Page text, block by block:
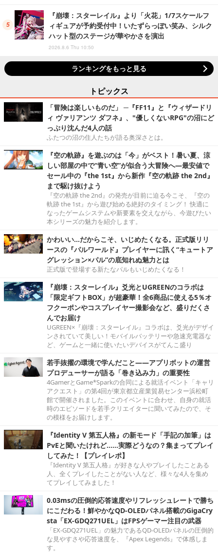
『崩壊：スターレイル』より「火花」1/7スケールフ
ィギュアが予約受付中！いたずらっぽい笑み、シルク
ハット型のステージが華やかさを演出
2026.8.6 Thu 10:50
ランキングをもっと見る
トピックス
「冒険は楽しいものだ」 ─『FF11』と『ウィザードリ
ィ ヴァリアンツ ダフネ』、"優しくないRPG"の沼にど
っぷり沈んだ4人の話
ふたつの沼の住人たちが語る奥深さとは。
『空の軌跡』を遊ぶのは「今」がベスト！暑い夏、涼
しい部屋の中で“青い空”が似合う大冒険へ―最安値で
セール中の『the 1st』から新作『空の軌跡 the 2nd』
まで駆け抜けよう
『空の軌跡 the 2nd』の発売が目前に迫る今こそ、『空の
軌跡 the 1st』から遊び始める絶好のタイミング！ 快適に
なったゲームシステムや新要素を交えながら、今遊びたい
本シリーズの魅力を紹介します。
かわいい…だからこそ、いじめたくなる。正式版リリ
ースの『パルワールド』プレイヤーに訊く“キュートア
グレッション×パル”の底知れぬ魅力とは
正式版で登場する新たなパルもいじめたくなる！
『崩壊：スターレイル』爻光とUGREENのコラボは
「限定ギフトBOX」が超豪華！全6商品に使える5％オ
フクーポンやコスプレイヤー撮影会など、盛りだくさ
んでお届け
UGREEN×『崩壊：スターレイル』コラボは、爻光がデザイ
ンされていて美しい！モバイルバッテリーや急速充電器な
ど、ゲームと一緒に使いたいデバイスがてんこ盛り
若手抜擢の環境で学んだこと――アプリボットの運営
プロデューサーが語る「巻き込み力」の重要性
4GamerとGame*Sparkの合同による就活イベント「キャリ
アクエスト」の第4回が東京都立産業貿易センター浜松町
館で開催されました。このイベントに合わせ、自身の就活
時のエピソードを若手クリエイターに聞いてみたので、そ
の模様をお届けします。
『Identity V 第五人格』の新モード「手記の加筆」は
PvEと聞いたけれど……実際どうなの？集まってプレイ
してみた！【プレイレポ】
『Identity V 第五人格』が好きな人やプレイしたことある
人、全くプレイしたことがない人など、様々な4人を集め
てプレイしてみました！
0.03msの圧倒的応答速度やリフレッシュレートで勝ち
にこだわる！鮮やかなQD-OLEDパネル搭載のGigaCry
sta「EX-GDQ271UEL」はFPSゲーマー注目の武器
「EX-GDQ271UEL」の魅力であるQD-OLEDパネルの圧倒的
な見やすさや応答速度を、『Apex Legends』で体感しま
す。